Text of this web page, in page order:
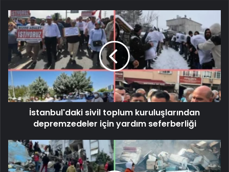
İstanbul'daki sivil toplum kuruluşlarından
depremzedeler için yardım seferberliği